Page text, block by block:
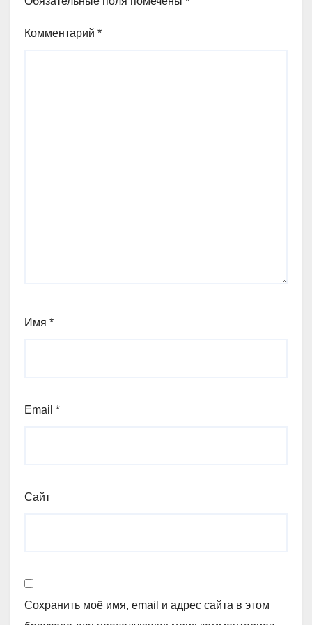
Комментарий *
Имя *
Email *
Сайт
Сохранить моё имя, email и адрес сайта в этом